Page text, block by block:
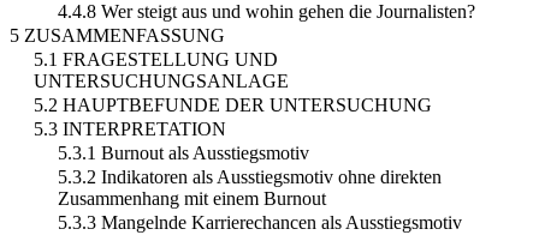
4.4.8 Wer steigt aus und wohin gehen die Journalisten?
5 ZUSAMMENFASSUNG
5.1 FRAGESTELLUNG UND
UNTERSUCHUNGSANLAGE
5.2 HAUPTBEFUNDE DER UNTERSUCHUNG
5.3 INTERPRETATION
5.3.1 Burnout als Ausstiegsmotiv
5.3.2 Indikatoren als Ausstiegsmotiv ohne direkten
Zusammenhang mit einem Burnout
5.3.3 Mangelnde Karrierechancen als Ausstiegsmotiv